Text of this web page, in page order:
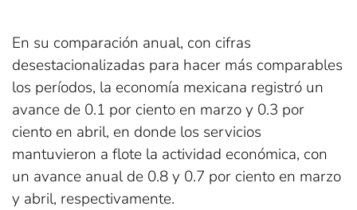
En su comparación anual, con cifras
desestacionalizadas para hacer más comparables
los períodos, la economía mexicana registró un
avance de 0.1 por ciento en marzo y 0.3 por
ciento en abril, en donde los servicios
mantuvieron a flote la actividad económica, con
un avance anual de 0.8 y 0.7 por ciento en marzo
y abril, respectivamente.